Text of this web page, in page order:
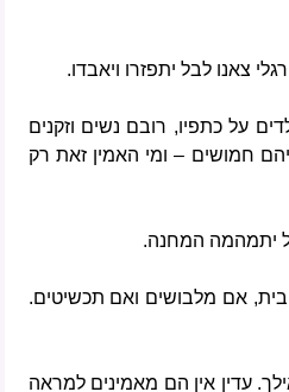
צאנו לבל יתפזרו ויאבדו.
על כתפיו, רובם נשים וזקנים
חמושים – ומי האמין זאת רק
יתמהמה המחנה.
בית, אם מלבושים ואם תכשיטים.
עדין אין הם מאמינים למראה